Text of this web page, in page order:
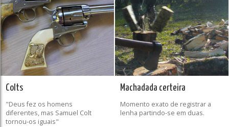
Colts
"Deus fez os homens
diferentes, mas Samuel Colt
tornou-os iguais"
Machadada certeira
Momento exato de registrar a
lenha partindo-se em duas.